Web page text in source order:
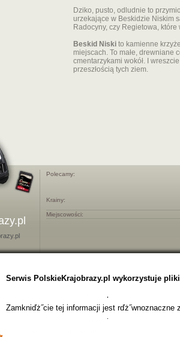
Dziko, pusto, odludnie to
urzekające w Beskidzie Niskim
Radocyny, czy Regietowa,
Beskid Niski to kamienne
miejscach. To małe, drewniane
cmentarzykami wokół. I
przeszłością tych ziem.
Polecamy:
Krainy:
Miejscowości:
Serwis PolskieKrajobrazy.pl wykorzystuje
Zamkniďż˝cie tej informacji jest